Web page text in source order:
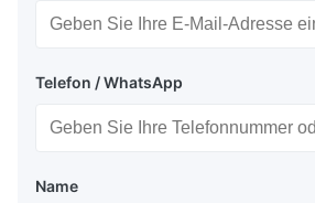
Telefon / WhatsApp
Name